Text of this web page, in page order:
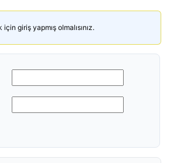
giriş yapmış olmalısınız.